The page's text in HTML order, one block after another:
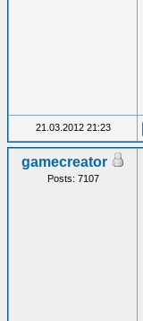
21.03.2012 21:23
gamecreator
Posts: 7107